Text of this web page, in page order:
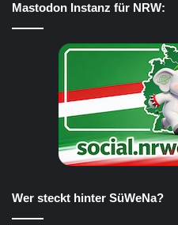
Mastodon Instanz für NRW:
Wer steckt hinter SüWeNa?